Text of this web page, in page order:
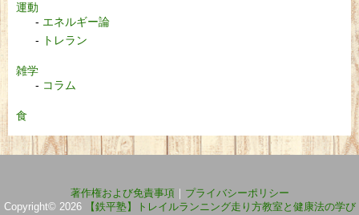
運動
エネルギー論
トレラン
雑学
コラム
食
著作権および免責事項｜ プライバシーポリシー
Copyright© 2026
【鉄平塾】トレイルランニング走り方教室と健康法の学び